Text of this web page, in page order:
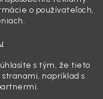
o používateľoch,
.
s tým, že tieto
napríklad s
to...
auto naozaj čisté,
sedíte v čerstvo
dosku vás ide poraziť. V
sedačiek na vás stále